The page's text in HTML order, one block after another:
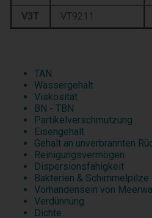
TAN
Wassergehalt
Viskosität
BN - TBN
Partikelverschmutzung
Eisengehalt
Gehalt an unverbrannten
Reinigungsvermögen
Dispersionsfähigkeit
Bakterien & Schimmelpilze
Vorhandensein von
Verdünnung
Dichte
V3T
VT9211